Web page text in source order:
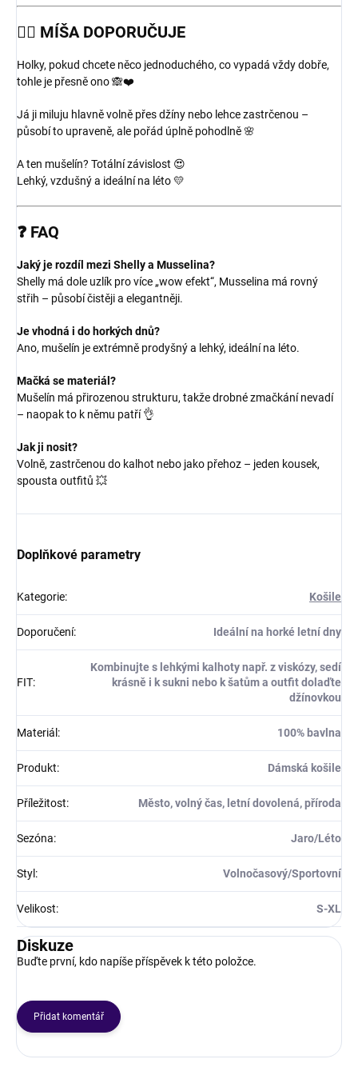
💁‍♀️ MÍŠA DOPORUČUJE
Holky, pokud chcete něco jednoduchého, co vypadá vždy dobře,
tohle je přesně ono 🙈❤️
Já ji miluju hlavně volně přes džíny nebo lehce zastrčenou –
působí to upraveně, ale pořád úplně pohodlně 🌸
A ten mušelín? Totální závislost 😍
Lehký, vzdušný a ideální na léto 💛
❓ FAQ
Jaký je rozdíl mezi Shelly a Musselina?
Shelly má dole uzlík pro více „wow efekt“, Musselina má rovný
střih – působí čistěji a elegantněji.
Je vhodná i do horkých dnů?
Ano, mušelín je extrémně prodyšný a lehký, ideální na léto.
Mačká se materiál?
Mušelín má přirozenou strukturu, takže drobné zmačkání nevadí
– naopak to k němu patří 👌
Jak ji nosit?
Volně, zastrčenou do kalhot nebo jako přehoz – jeden kousek,
spousta outfitů 💥
Doplňkové parametry
Kategorie: Košile
Doporučení: Ideální na horké letní dny
FIT:
Kombinujte s lehkými kalhoty např. z viskózy, sedí
krásně i k sukni nebo k šatům a outfit dolaďte
džínovkou
Materiál : 100% bavlna
Produkt: Dámská košile
Příležitost: Město, volný čas, letní dovolená, příroda
Sezóna: Jaro/Léto
Styl : Volnočasový/Sportovní
Velikost: S-XL
Diskuze
Buďte první, kdo napíše příspěvek k této položce.
Přidat komentář